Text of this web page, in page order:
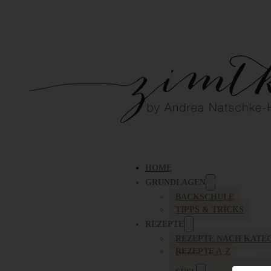
HOME
GRUNDLAGEN
BACKSCHULE
TIPPS & TRICKS
REZEPTE
REZEPTE NACH
REZEPTE A-Z